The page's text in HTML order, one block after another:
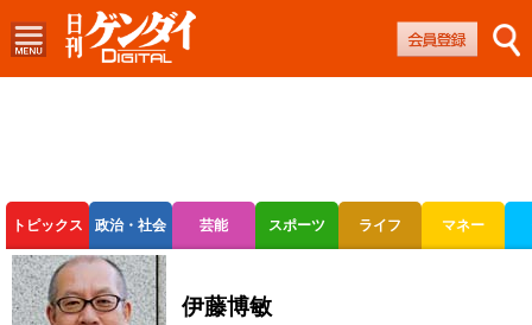
トピックス 政治・社会 芸能 スポーツ ライフ マネー
ボートレース 競輪
伊藤博敏